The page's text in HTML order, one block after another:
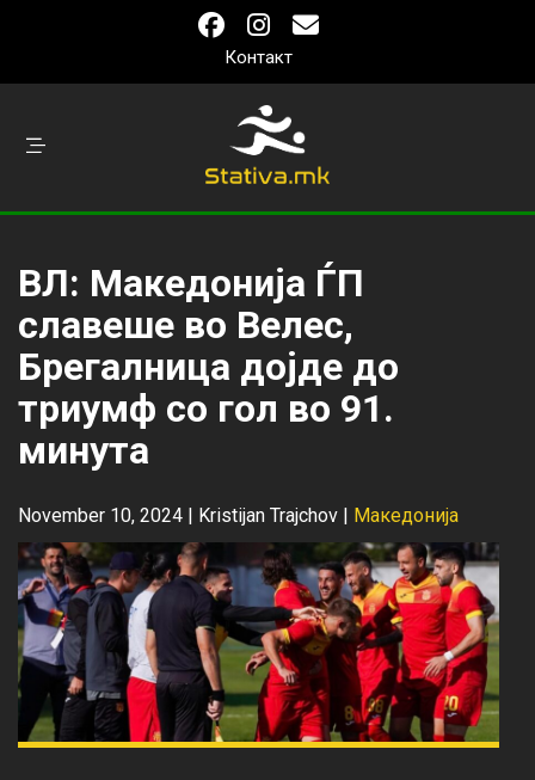
Контакт
ВЛ: Македонија ЃП
славеше во Велес,
Брегалница дојде до
триумф со гол во 91.
минута
November 10, 2024 | Kristijan Trajchov | Македонија